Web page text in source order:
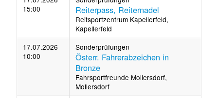
15:00
Reiterpass, Reiternadel
Reitsportzentrum Kapellerfeld,
Kapellerfeld
17.07.2026
10:00
Sonderprüfungen
Österr. Fahrerabzeichen in
Bronze
Fahrsportfreunde Mollersdorf,
Mollersdorf